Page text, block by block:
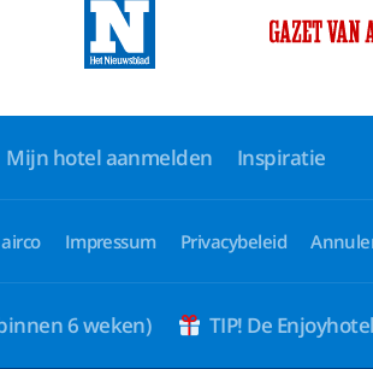
Mijn hotel aanmelden Inspiratie
Impressum Privacybeleid
6 weken) TIP! De